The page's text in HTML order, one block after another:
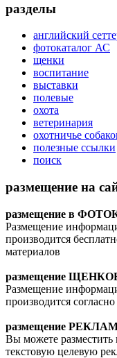
разделы
английский
фотокаталог АС
щенки
воспитание
выставки
полевые
охота
ветеринария
охотничье
полезные ссылки
поиск
размещение на
размещение в
Размещение
производится
материалов
размещение
Размещение
производится согласно
размещение
Вы можете разместить
текстовую целевую